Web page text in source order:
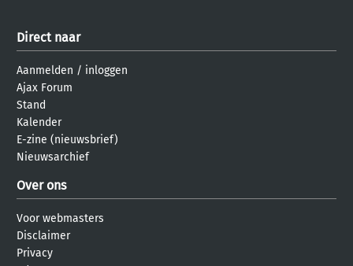
Direct naar
Aanmelden / inloggen
Ajax Forum
Stand
Kalender
E-zine (nieuwsbrief)
Nieuwsarchief
Over ons
Voor webmasters
Disclaimer
Privacy